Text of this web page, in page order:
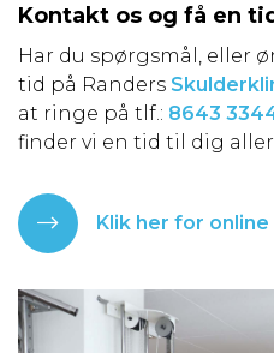
Kontakt os og få en
Har du spørgsmål, eller
tid på Randers
at ringe på tlf.: 8643
finder vi en tid til dig
Klik her for